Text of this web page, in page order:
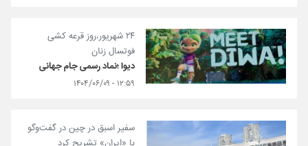
۲۴ شهریور،روز قرعه کشی
فوتسال زنان
دیوا ؛نماد رسمی جام جهانی
۱۲:۵۹ - ۱۴۰۴/۰۶/۰۹
سفیر اسبق در چین در گفت‌و‌گو